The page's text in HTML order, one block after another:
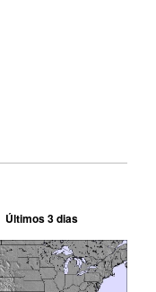
Últimos 3 dias